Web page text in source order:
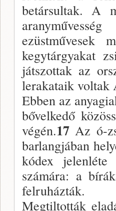
betársultak. A
ezüstművesek
kegytárgyakat
játszottak az
lerakataik voltak
Ebben az
bővelkedő
végén.17 Az ó-
barlangjában
kódex
számára: a
felruházták.
Megtiltották